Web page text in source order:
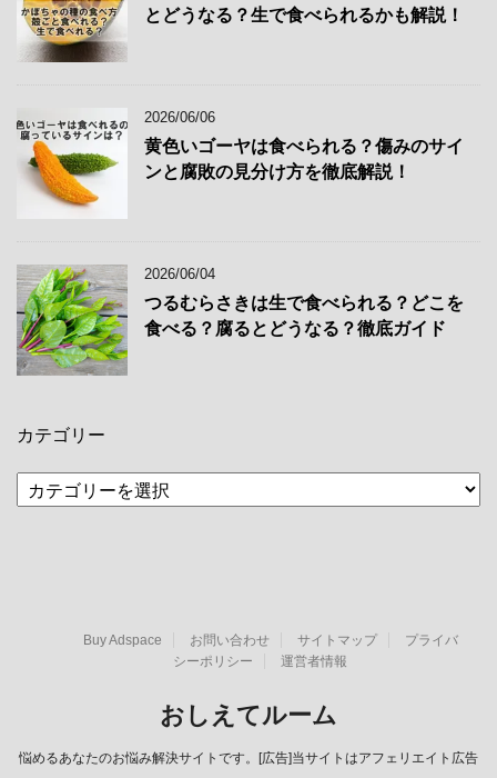
とどうなる？生で食べられるかも解説！
2026/06/06
黄色いゴーヤは食べられる？傷みのサイ
ンと腐敗の見分け方を徹底解説！
2026/06/04
つるむらさきは生で食べられる？どこを
食べる？腐るとどうなる？徹底ガイド
カテゴリー
テ
Buy Adspace お問い合わせ サイトマップ
プライバ
シーポリシー
運営者情報
おしえてルーム
悩めるあなたのお悩み解決サイトです。[広告]当サイトはアフェリエイト広告